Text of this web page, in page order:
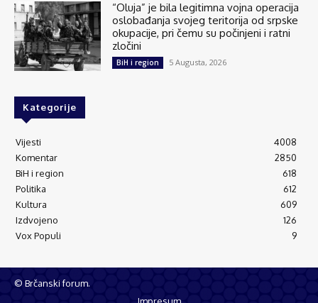
“Oluja” je bila legitimna vojna operacija
oslobađanja svojeg teritorija od srpske
okupacije, pri čemu su počinjeni i ratni
zločini
BiH i region 5 Augusta, 2026
Kategorije
Vijesti
4008
Komentar
2850
BiH i region
618
Politika
612
Kultura
609
Izdvojeno
126
Vox Populi
9
© Brčanski forum.